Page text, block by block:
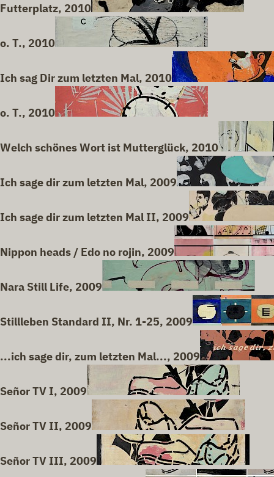
Futterplatz, 2010
o. T., 2010
Ich sag Dir zum letzten Mal, 2010
o. T., 2010
Welch schönes Wort ist Mutterglück, 2010
Ich sage dir zum letzten Mal, 2009
Ich sage dir zum letzten Mal II, 2009
Nippon heads / Edo no rojin, 2009
Nara Still Life, 2009
Stillleben Standard II, Nr. 1-25, 2009
...ich sage dir, zum letzten Mal..., 2009
Señor TV I, 2009
Señor TV II, 2009
Señor TV III, 2009